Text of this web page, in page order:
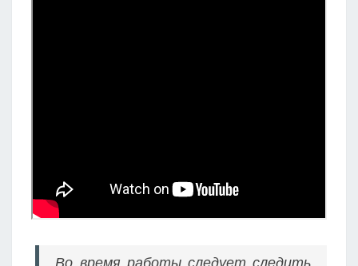
Во время работы следует следить